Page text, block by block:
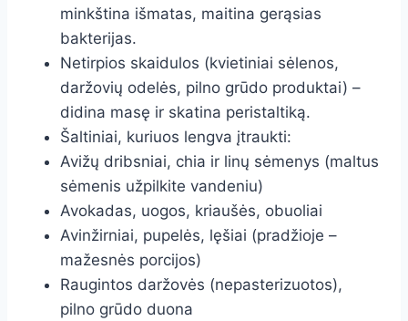
minkština išmatas, maitina gerąsias
bakterijas.
Netirpios skaidulos (kvietiniai sėlenos,
daržovių odelės, pilno grūdo produktai) –
didina masę ir skatina peristaltiką.
Šaltiniai, kuriuos lengva įtraukti:
Avižų dribsniai, chia ir linų sėmenys (maltus
sėmenis užpilkite vandeniu)
Avokadas, uogos, kriaušės, obuoliai
Avinžirniai, pupelės, lęšiai (pradžioje –
mažesnės porcijos)
Raugintos daržovės (nepasterizuotos),
pilno grūdo duona